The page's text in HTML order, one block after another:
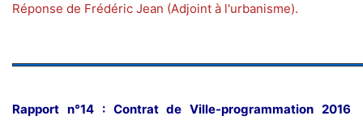
Réponse de Frédéric Jean (Adjoint à l'urbanisme).
Rapport n°14 : Contrat de Ville-programmation 2016